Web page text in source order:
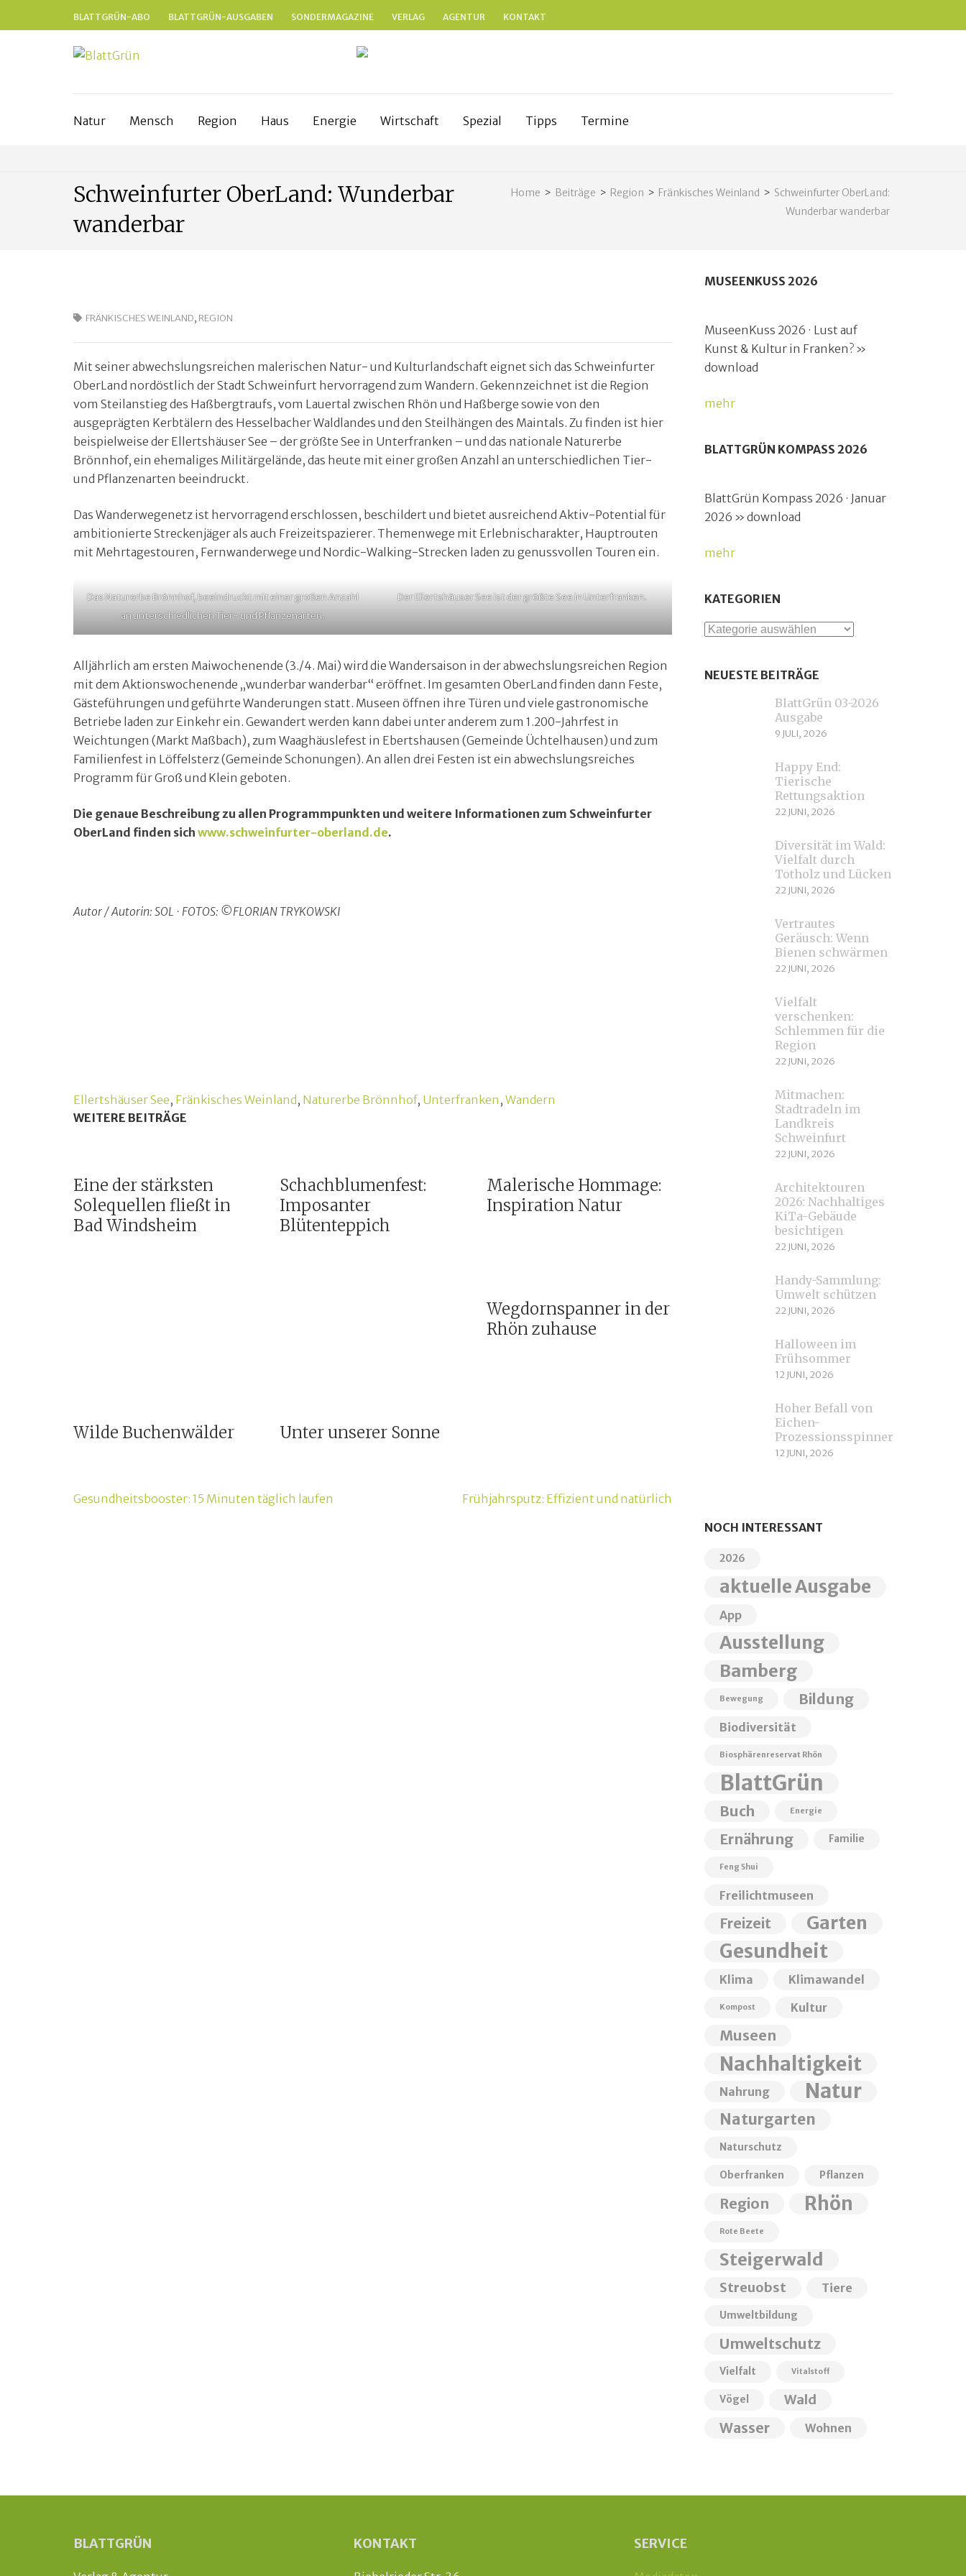
BLATTGRÜN-ABO BLATTGRÜN-AUSGABEN SONDERMAGAZINE VERLAG AGENTUR KONTAKT
Natur Mensch Region Haus Energie Wirtschaft Spezial Tipps Termine
Home > Beiträge > Region > Fränkisches Weinland > Schweinfurter OberLand:
Wunderbar wanderbar
Schweinfurter OberLand: Wunderbar
wanderbar
FRÄNKISCHES WEINLAND, REGION
Mit seiner abwechslungsreichen malerischen Natur- und Kulturlandschaft eignet sich das Schweinfurter
OberLand nordöstlich der Stadt Schweinfurt hervorragend zum Wandern. Gekennzeichnet ist die Region
vom Steilanstieg des Haßbergtraufs, vom Lauertal zwischen Rhön und Haßberge sowie von den
ausgeprägten Kerbtälern des Hesselbacher Waldlandes und den Steilhängen des Maintals. Zu finden ist hier
beispielweise der Ellertshäuser See – der größte See in Unterfranken – und das nationale Naturerbe
Brönnhof, ein ehemaliges Militärgelände, das heute mit einer großen Anzahl an unterschiedlichen Tier-
und Pflanzenarten beeindruckt.
Das Wanderwegenetz ist hervorragend erschlossen, beschildert und bietet ausreichend Aktiv-Potential für
ambitionierte Streckenjäger als auch Freizeitspazierer. Themenwege mit Erlebnischarakter, Hauptrouten
mit Mehrtagestouren, Fernwanderwege und Nordic-Walking-Strecken laden zu genussvollen Touren ein.
Das Naturerbe Brönnhof, beeindruckt mit einer großen Anzahl
an unterschiedlichen Tier- und Pflanzenarten.
Der Ellertshäuser See ist der größte See in Unterfranken.
Alljährlich am ersten Maiwochenende (3./4. Mai) wird die Wandersaison in der abwechslungsreichen Region
mit dem Aktionswochenende „wunderbar wanderbar“ eröffnet. Im gesamten OberLand finden dann Feste,
Gästeführungen und geführte Wanderungen statt. Museen öffnen ihre Türen und viele gastronomische
Betriebe laden zur Einkehr ein. Gewandert werden kann dabei unter anderem zum 1.200-Jahrfest in
Weichtungen (Markt Maßbach), zum Waaghäuslefest in Ebertshausen (Gemeinde Üchtelhausen) und zum
Familienfest in Löffelsterz (Gemeinde Schonungen). An allen drei Festen ist ein abwechslungsreiches
Programm für Groß und Klein geboten.
Die genaue Beschreibung zu allen Programmpunkten und weitere Informationen zum Schweinfurter
OberLand finden sich www.schweinfurter-oberland.de.
Autor / Autorin: SOL · FOTOS: ©FLORIAN TRYKOWSKI
Ellertshäuser See, Fränkisches Weinland , Naturerbe Brönnhof, Unterfranken , Wandern
WEITERE BEITRÄGE
Eine der stärksten
Solequellen fließt in
Bad Windsheim
Schachblumenfest:
Imposanter
Blütenteppich
Malerische Hommage:
Inspiration Natur
Wegdornspanner in der
Rhön zuhause
Wilde Buchenwälder Unter unserer Sonne
Beitragsnavigation
Gesundheitsbooster: 15 Minuten täglich laufen Frühjahrsputz: Effizient und natürlich
MUSEENKUSS 2026
MuseenKuss 2026 · Lust auf
Kunst & Kultur in Franken? »
download
mehr
BLATTGRÜN KOMPASS 2026
BlattGrün Kompass 2026 · Januar
2026 » download
mehr
KATEGORIEN
Kategorien
NEUESTE BEITRÄGE
BlattGrün 03-2026
Ausgabe
9 JULI, 2026
Happy End:
Tierische
Rettungsaktion
22 JUNI, 2026
Diversität im Wald:
Vielfalt durch
Totholz und Lücken
22 JUNI, 2026
Vertrautes
Geräusch: Wenn
Bienen schwärmen
22 JUNI, 2026
Vielfalt
verschenken:
Schlemmen für die
Region
22 JUNI, 2026
Mitmachen:
Stadtradeln im
Landkreis
Schweinfurt
22 JUNI, 2026
Architektouren
2026: Nachhaltiges
KiTa-Gebäude
besichtigen
22 JUNI, 2026
Handy-Sammlung:
Umwelt schützen
22 JUNI, 2026
Halloween im
Frühsommer
12 JUNI, 2026
Hoher Befall von
Eichen-
Prozessionsspinnern
12 JUNI, 2026
NOCH INTERESSANT
2026
aktuelle Ausgabe
App
Ausstellung
Bamberg
Bewegung Bildung
Biodiversität
Biosphärenreservat Rhön
BlattGrün
Buch Energie
Ernährung Familie
Feng Shui
Freilichtmuseen
Freizeit Garten
Gesundheit
Klima Klimawandel
Kompost Kultur
Museen
Nachhaltigkeit
Nahrung Natur
Naturgarten
Naturschutz
Oberfranken Pflanzen
Region Rhön
Rote Beete
Steigerwald
Streuobst Tiere
Umweltbildung
Umweltschutz
Vielfalt Vitalstoff
Vögel Wald
Wasser Wohnen
BLATTGRÜN KONTAKT SERVICE